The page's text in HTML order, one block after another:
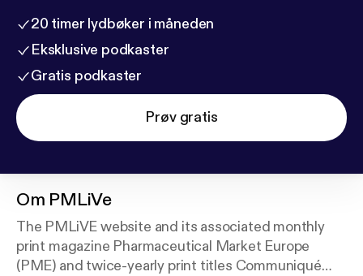
20 timer lydbøker i måneden
Eksklusive podkaster
Gratis podkaster
Prøv gratis
Om PMLiVe
The PMLiVE website and its associated monthly
print magazine Pharmaceutical Market Europe
(PME) and twice-yearly print titles Communiqué